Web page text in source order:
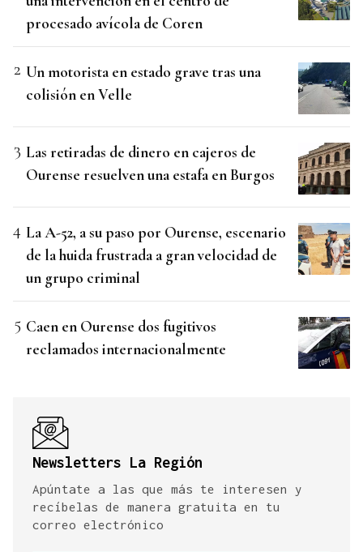
procesado avícola de Coren
Un motorista en estado grave tras una
colisión en Velle
Las retiradas de dinero en cajeros de
Ourense resuelven una estafa en Burgos
La A-52, a su paso por Ourense, escenario
de la huida frustrada a gran velocidad de
un grupo criminal
Caen en Ourense dos fugitivos
reclamados internacionalmente
Newsletters La Región
Apúntate a las que más te interesen y
recíbelas de manera gratuita en tu
correo electrónico